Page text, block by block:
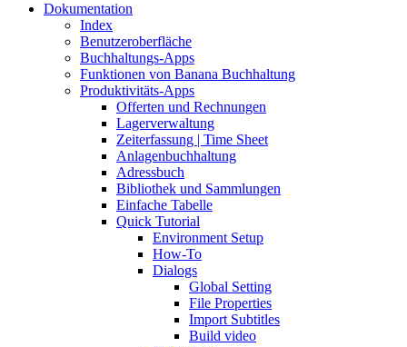
Dokumentation
Index
Benutzeroberfläche
Buchhaltungs-Apps
Funktionen von Banana Buchhaltung
Produktivitäts-Apps
Offerten und Rechnungen
Lagerverwaltung
Zeiterfassung | Time Sheet
Anlagenbuchhaltung
Adressbuch
Bibliothek und Sammlungen
Einfache Tabelle
Quick Tutorial
Environment Setup
How-To
Dialogs
Global Setting
File Properties
Import Subtitles
Build video